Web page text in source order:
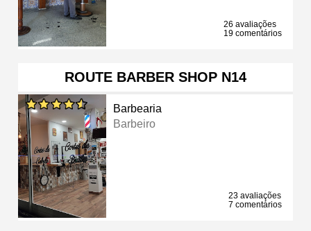
26 avaliações
19 comentários
ROUTE BARBER SHOP N14
Barbearia
Barbeiro
23 avaliações
7 comentários